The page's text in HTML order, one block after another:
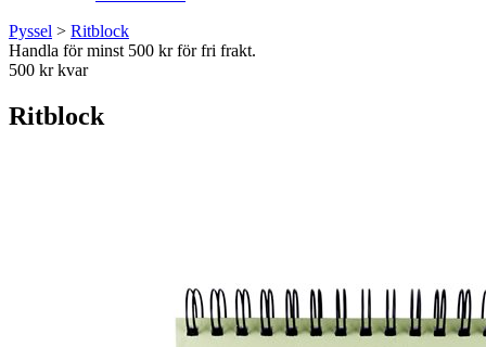
Pyssel > Ritblock
Handla för minst 500 kr för fri frakt.
500 kr kvar
Ritblock